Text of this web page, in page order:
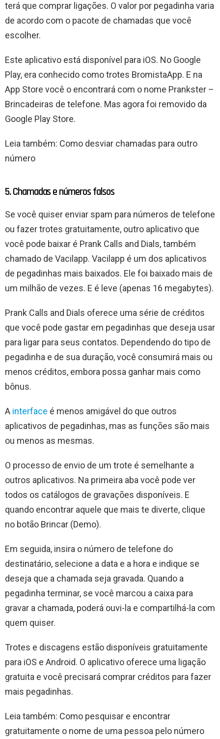
terá que comprar ligações. O valor por pegadinha varia
de acordo com o pacote de chamadas que você
escolher.
Este aplicativo está disponível para iOS. No Google
Play, era conhecido como trotes BromistaApp. E na
App Store você o encontrará com o nome Prankster –
Brincadeiras de telefone. Mas agora foi removido da
Google Play Store.
Leia também: Como desviar chamadas para outro
número
5. Chamadas e números falsos
Se você quiser enviar spam para números de telefone
ou fazer trotes gratuitamente, outro aplicativo que
você pode baixar é Prank Calls and Dials, também
chamado de Vacilapp. Vacilapp é um dos aplicativos
de pegadinhas mais baixados. Ele foi baixado mais de
um milhão de vezes. E é leve (apenas 16 megabytes).
Prank Calls and Dials oferece uma série de créditos
que você pode gastar em pegadinhas que deseja usar
para ligar para seus contatos. Dependendo do tipo de
pegadinha e de sua duração, você consumirá mais ou
menos créditos, embora possa ganhar mais como
bônus.
A interface é menos amigável do que outros
aplicativos de pegadinhas, mas as funções são mais
ou menos as mesmas.
O processo de envio de um trote é semelhante a
outros aplicativos. Na primeira aba você pode ver
todos os catálogos de gravações disponíveis. E
quando encontrar aquele que mais te diverte, clique
no botão Brincar (Demo).
Em seguida, insira o número de telefone do
destinatário, selecione a data e a hora e indique se
deseja que a chamada seja gravada. Quando a
pegadinha terminar, se você marcou a caixa para
gravar a chamada, poderá ouvi-la e compartilhá-la com
quem quiser.
Trotes e discagens estão disponíveis gratuitamente
para iOS e Android. O aplicativo oferece uma ligação
gratuita e você precisará comprar créditos para fazer
mais pegadinhas.
Leia também: Como pesquisar e encontrar
gratuitamente o nome de uma pessoa pelo número